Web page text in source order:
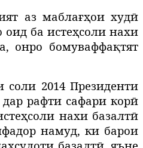
аз маблағҳои худӣ
оид ба истеҳсоли нахи
онро бомуваффақтят
соли 2014 Президенти
рафти сафари корӣ
нахи базалтӣ
намуд, ки барои